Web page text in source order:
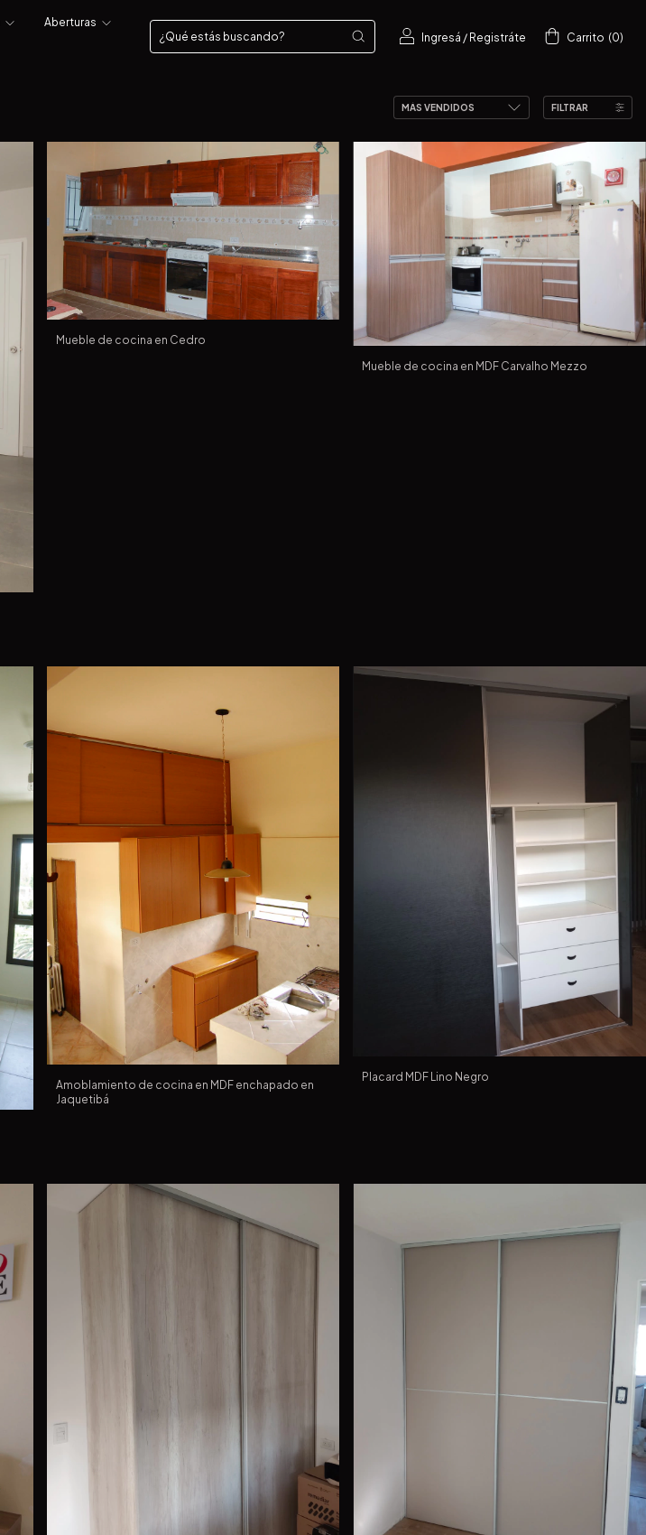
Aberturas
Ingresá / Registráte Carrito (0)
FILTRAR
Mueble de cocina en Cedro
Mueble de cocina en MDF Carvalho Mezzo
Amoblamiento de cocina en MDF enchapado en
Jaquetibá
Placard MDF Lino Negro